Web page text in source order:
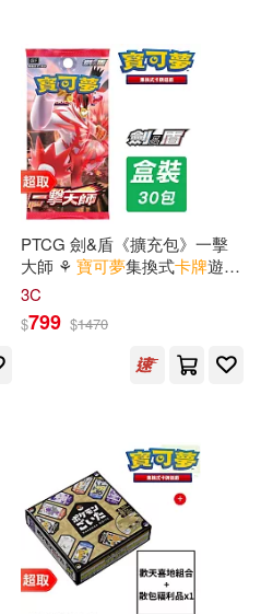
PTCG 劍&盾《擴充包》一擊
大師 ⚘ 寶可夢集換式卡牌遊戲
⚘Pokémon
3C
$799 $1470